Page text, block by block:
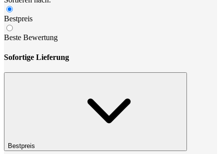
Bestpreis
Beste Bewertung
Sofortige Lieferung
Bestpreis